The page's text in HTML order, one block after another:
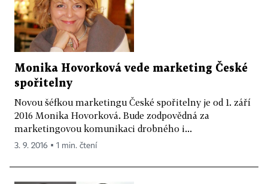
Monika Hovorková vede marketing České
spořitelny
Novou šéfkou marketingu České spořitelny je od 1. září
2016 Monika Hovorková. Bude zodpovědná za
marketingovou komunikaci drobného i...
3. 9. 2016 ▪ 1 min. čtení